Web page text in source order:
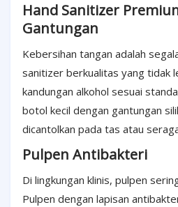
Hand Sanitizer
Gantungan
Kebersihan tangan adalah
sanitizer berkualitas yang tidak
kandungan alkohol sesuai
botol kecil dengan gantungan
dicantolkan pada tas atau
Pulpen Antibakteri
Di lingkungan klinis, pulpen
Pulpen dengan lapisan